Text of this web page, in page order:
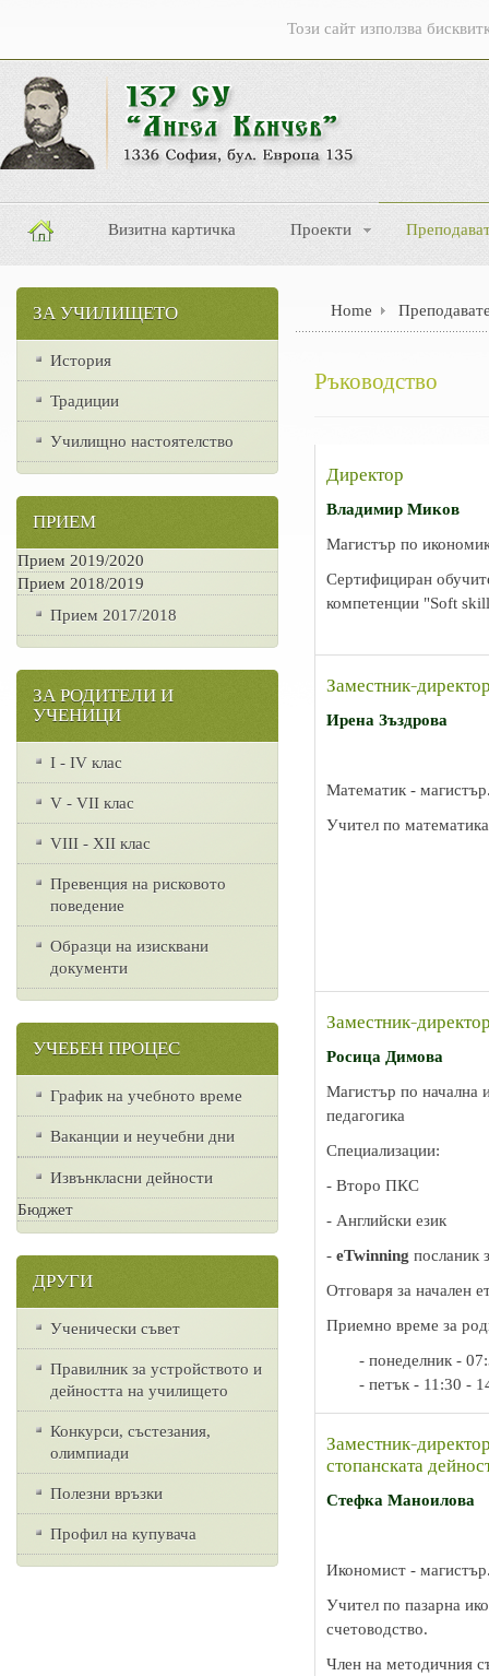
Този сайт използва
Визитна картичка Проекти
Home
Ръководство
Директор
Владимир Миков
Магистър по
Сертифициран
компетенции "Soft
Заместник-
Ирена Зъздрова
Математик -
Учител по
Заместник-
Росица Димова
Магистър по начална
педагогика
Специализации:
- Второ ПКС
- Английски език
- eTwinning посланик
Отговаря за начален
Приемно време за
- понеделник -
- петък - 11:30 -
Заместник-
стопанската
Стефка Маноилова
Икономист -
Учител по пазарна
счетоводство.
Член на методичния
ЗА УЧИЛИЩЕТО
История
Традиции
Училищно настоятелство
ПРИЕМ
Прием 2019/2020
Прием 2018/2019
Прием 2017/2018
ЗА РОДИТЕЛИ И
УЧЕНИЦИ
I - IV клас
V - VII клас
VІІІ - ХІІ клас
Превенция на рисковото
поведение
Образци на изисквани
документи
УЧЕБЕН ПРОЦЕС
График на учебното време
Ваканции и неучебни дни
Извънкласни дейности
Бюджет
ДРУГИ
Ученически съвет
Правилник за устройството и
дейността на училището
Конкурси, състезания,
олимпиади
Полезни връзки
Профил на купувача